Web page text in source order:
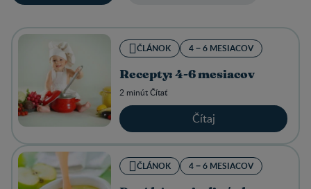
ČLÁNOK 4 − 6 MESIACOV
Recepty: 4-6 mesiacov
2 minút Čítať
Čítaj
ČLÁNOK 4 − 6 MESIACOV